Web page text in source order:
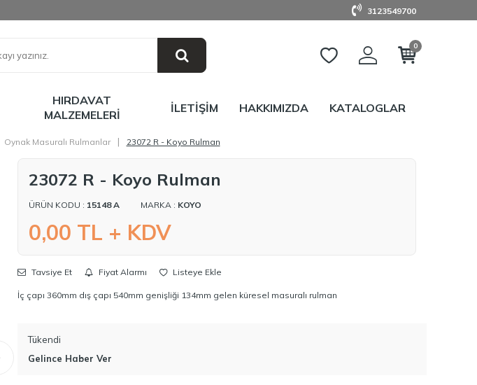
3123549700
0
HIRDAVAT
MALZEMELERI
İLETIŞIM HAKKIMIZDA KATALOGLAR
Oynak Masuralı Rulmanlar | 23072 R - Koyo Rulman
23072 R - Koyo Rulman
ÜRÜN KODU : 15148 A MARKA : KOYO
0,00 TL + KDV
Tavsiye Et Fiyat Alarmı Listeye Ekle
İç çapı 360mm dış çapı 540mm genişliği 134mm gelen küresel masuralı rulman
Tükendi
Gelince Haber Ver